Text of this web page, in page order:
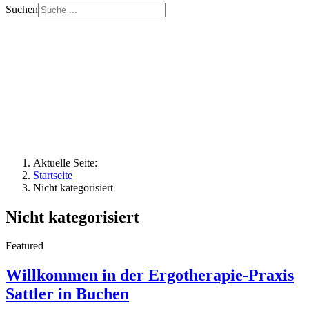
Suchen
Aktuelle Seite:
Startseite
Nicht kategorisiert
Nicht kategorisiert
Featured
Willkommen in der Ergotherapie-Praxis
Sattler in Buchen